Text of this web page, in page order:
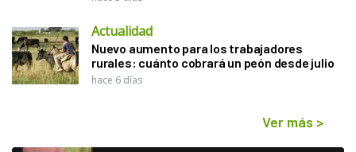
Actualidad
Nuevo aumento para los trabajadores
rurales: cuánto cobrará un peón desde julio
hace 6 días
Ver más >